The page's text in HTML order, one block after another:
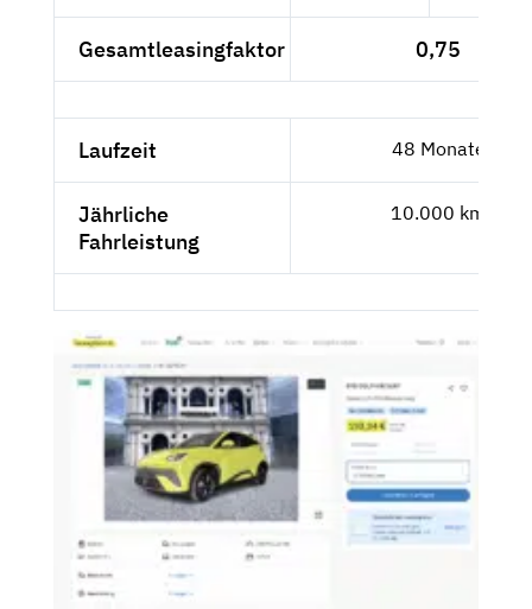
Gesamtleasingfaktor 0,75
Laufzeit 48 Monate
Jährliche
Fahrleistung
10.000 km